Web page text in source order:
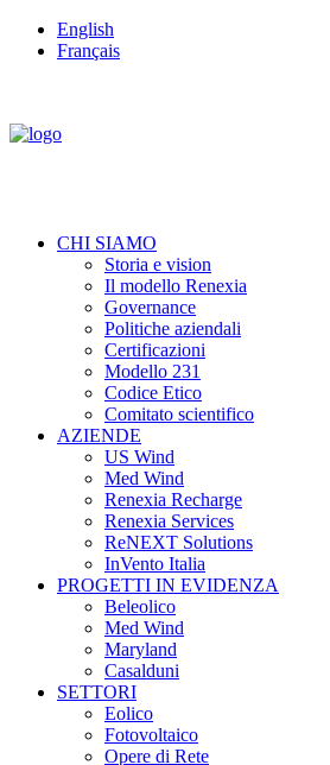
English
Français
CHI SIAMO
Storia e vision
Il modello Renexia
Governance
Politiche aziendali
Certificazioni
Modello 231
Codice Etico
Comitato scientifico
AZIENDE
US Wind
Med Wind
Renexia Recharge
Renexia Services
ReNEXT Solutions
InVento Italia
PROGETTI IN EVIDENZA
Beleolico
Med Wind
Maryland
Casalduni
SETTORI
Eolico
Fotovoltaico
Opere di Rete